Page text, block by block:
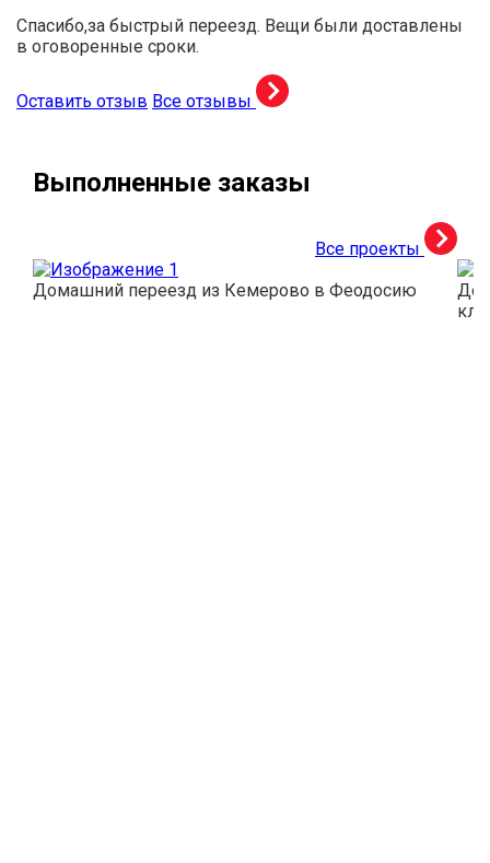
Спасибо,за быстрый переезд. Вещи были доставлены
в оговоренные сроки.
Оставить отзыв Все отзывы
Выполненные заказы
Все проекты
Домашний переезд из Кемерово в Феодосию